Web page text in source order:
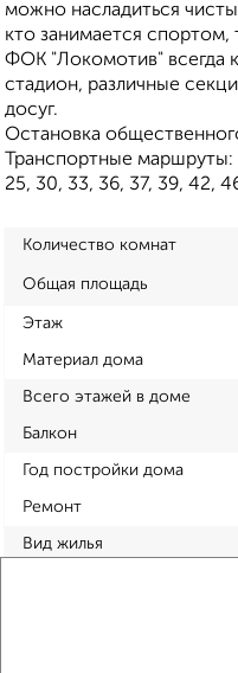
можно насладиться
кто занимается
ФОК "Локомотив" всегда
стадион, различные
досуг.
Остановка
Транспортные
25, 30, 33, 36, 37, 39, 42,
Количество комнат
Общая площадь
Этаж
Материал дома
Всего этажей в доме
Балкон
Год постройки дома
Ремонт
Вид жилья